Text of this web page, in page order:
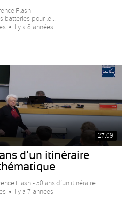
Flash
batteries pour le...
Il y a 8 années
27:09
d’un itinéraire
Flash - 50 ans d’un itinéraire...
Il y a 7 années